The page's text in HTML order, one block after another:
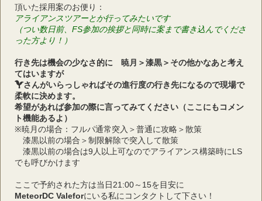
頂いた採用案のお便り：
アライアンスツアーとか行ってみたいです
（つい数日前、FS参加の挨拶と同時に案まで書き込んでくださ
った方より！）
行き先は機会の少なさ的に　暁月＞漆黒＞その他かなあと考え
てはいますが
さんがいらっしゃればその進行度の行き先になるので現場で
柔軟に決めます。
希望があれば参加の際に言ってみてください（ここにもコメン
ト機能あるよ）
※暁月の場合：フルパ通常突入＞普通に攻略＞散策
漆黒以前の場合＞制限解除で突入して散策
漆黒以前の場合は9人以上可なのでアライアンス構築時にLS
でも呼びかけます
ここで予約された方は当日21:00～15を目安に
MeteorDC Valeforにいる私にコンタクトして下さい！